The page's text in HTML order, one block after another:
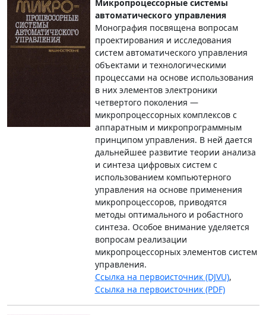
Микропроцессорные системы
автоматического управления
Монография посвящена вопросам
проектирования и исследования
систем автоматического управления
объектами и технологическими
процессами на основе использования
в них элементов электроники
четвертого поколения —
микропроцессорных комплексов с
аппаратным и микропрограммным
принципом управления. В ней дается
дальнейшее развитие теории анализа
и синтеза цифровых систем с
использованием компьютерного
управления на основе применения
микропроцессоров, приводятся
методы оптимального и робастного
синтеза. Особое внимание уделяется
вопросам реализации
микропроцессорных элементов систем
управления.
Ссылка на первоисточник (DJVU),
Ссылка на первоисточник (PDF)